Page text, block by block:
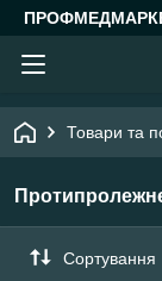
Товари та
Сортування